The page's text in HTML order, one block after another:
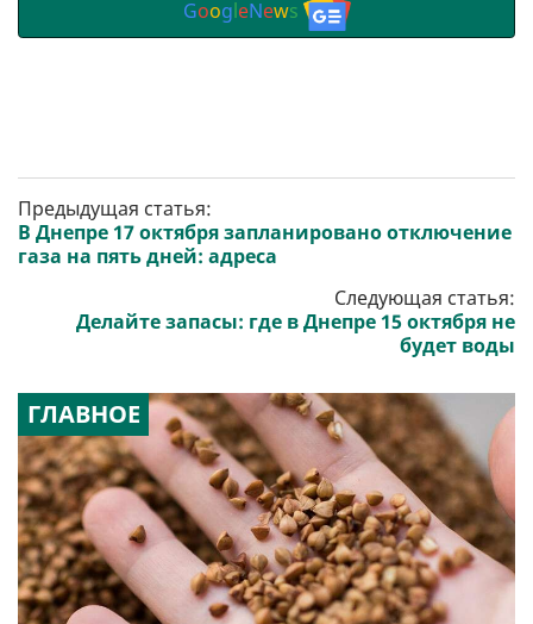
GoogleNews
Предыдущая статья:
В Днепре 17 октября запланировано отключение
газа на пять дней: адреса
Следующая статья:
Делайте запасы: где в Днепре 15 октября не
будет воды
ГЛАВНОЕ